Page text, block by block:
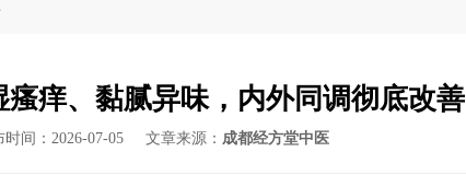
瘙痒、黏腻异味，内外同调彻底改善
时间：2026-07-05 文章来源： 成都经方堂中医